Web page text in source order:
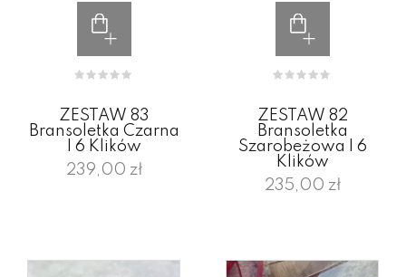
ZESTAW 83
Bransoletka Czarna
I 6 Klików
239,00 zł
ZESTAW 82
Bransoletka
Szarobeżowa I 6
Klików
235,00 zł